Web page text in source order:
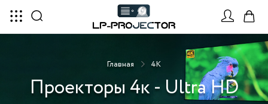
Главная 4K
Проекторы 4к - Ultra HD